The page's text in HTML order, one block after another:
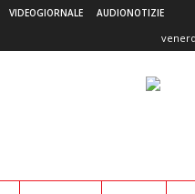
VIDEOGIORNALE AUDIONOTIZIE